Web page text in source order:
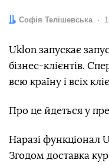
Автор:
Софія Телішевська
Uklon запускає
бізнес-клієнтів.
всю країну і всіх
Про це йдеться у
Наразі функціонал
Згодом доставка